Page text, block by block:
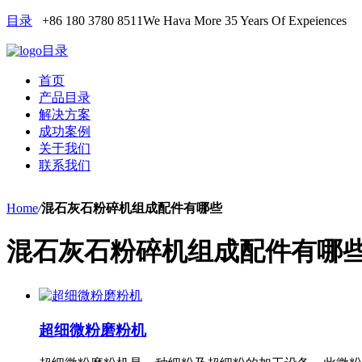
目录 +86 180 3780 8511We Hava More 35 Years Of Expeiences
目录
首页
产品目录
解决方案
成功案例
关于我们
联系我们
Home/混石灰石粉碎机组成配件有哪些
混石灰石粉碎机组成配件有哪
超细微粉磨粉机